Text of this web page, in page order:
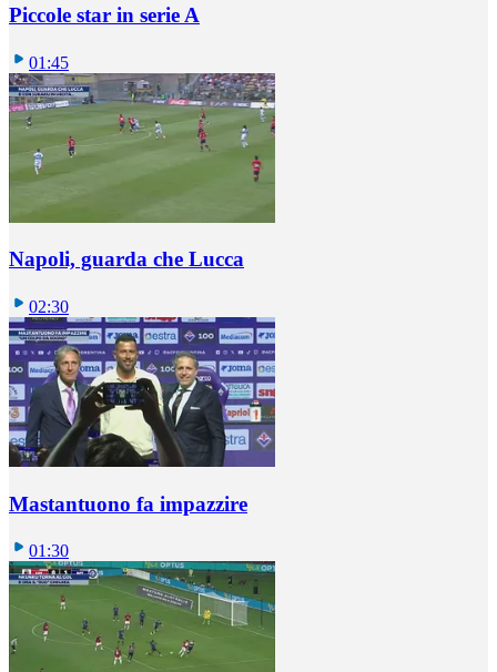
Piccole star in serie A
01:45
Napoli, guarda che Lucca
02:30
Mastantuono fa impazzire
01:30